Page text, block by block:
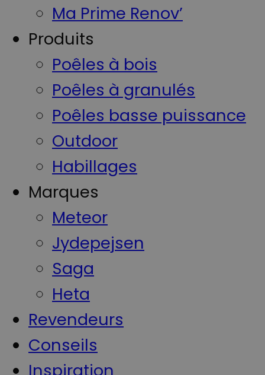
Ma Prime Renov’
Produits
Poêles à bois
Poêles à granulés
Poêles basse puissance
Outdoor
Habillages
Marques
Meteor
Jydepejsen
Saga
Heta
Revendeurs
Conseils
Inspiration